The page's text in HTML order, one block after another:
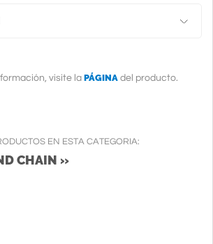
visite la PÁGINA del producto.
EN ESTA CATEGORIA:
CHAIN »